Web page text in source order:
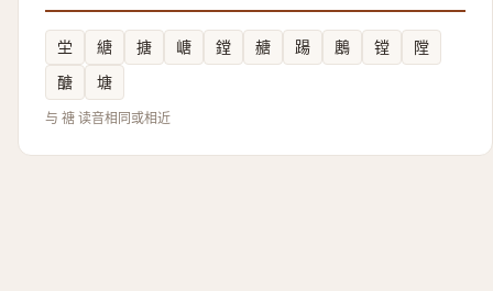
坣 䌅 搪 嵣 鏜 赯 踼 鶶 镗
隚
醣
塘
与 禟 读音相同或相近